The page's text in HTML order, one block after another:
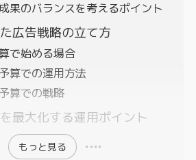
果のバランスを考えるポイント
広告戦略の立て方
で始める場合
算での運用方法
算での戦略
最大化する運用ポイント
もっと見る